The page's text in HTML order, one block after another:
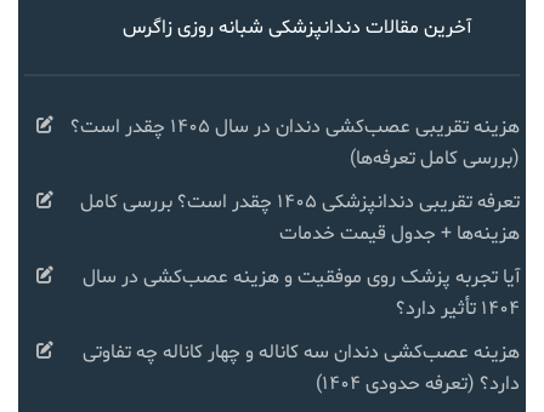
آخرین مقالات دندانپزشکی شبانه روزی زاگرس
هزینه تقریبی عصب‌کشی دندان در سال ۱۴۰۵ چقدر است؟
(بررسی کامل تعرفه‌ها)
تعرفه تقریبی دندانپزشکی ۱۴۰۵ چقدر است؟ بررسی کامل
هزینه‌ها + جدول قیمت خدمات
آیا تجربه پزشک روی موفقیت و هزینه عصب‌کشی در سال
۱۴۰۴ تأثیر دارد؟
هزینه عصب‌کشی دندان سه کاناله و چهار کاناله چه تفاوتی
دارد؟ (تعرفه حدودی ۱۴۰۴)